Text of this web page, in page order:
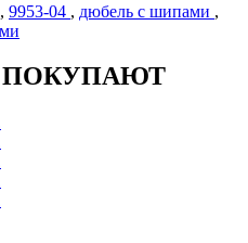
, 9953-04 , дюбель с шипами ,
ПОКУПАЮТ